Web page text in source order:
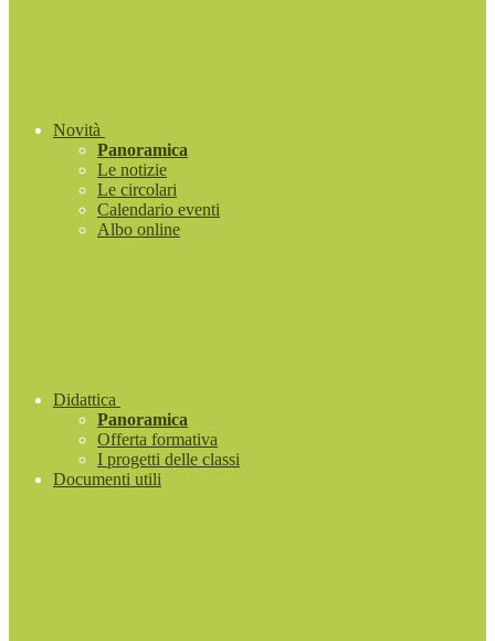
Novità
Panoramica
Le notizie
Le circolari
Calendario eventi
Albo online
Didattica
Panoramica
Offerta formativa
I progetti delle classi
Documenti utili